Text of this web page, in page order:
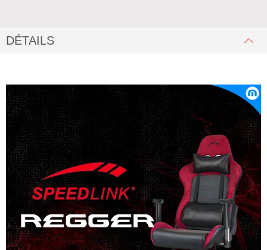
DÉTAILS